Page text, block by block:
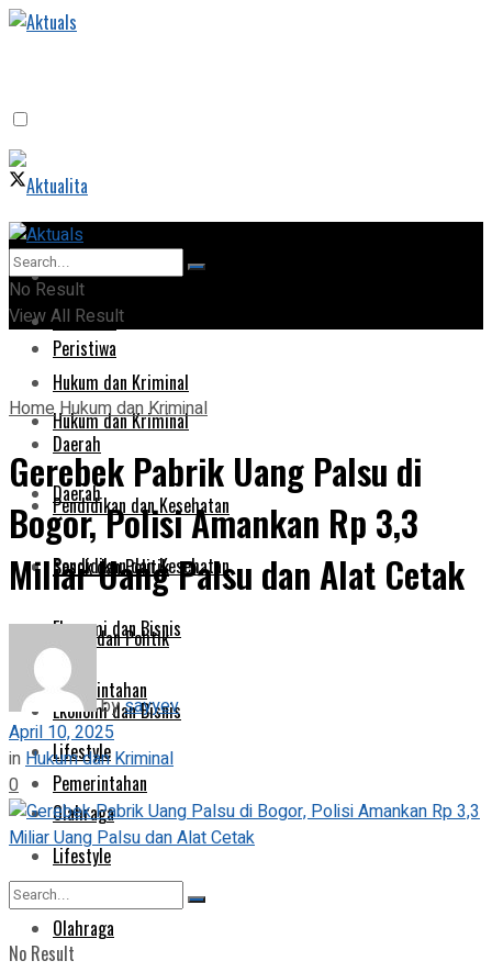
Home
Peristiwa
Hukum dan Kriminal
Daerah
Pendidikan dan Kesehatan
Sosok dan Politik
Ekonomi dan Bisnis
Pemerintahan
Lifestyle
Olahraga
No Result
Home
Peristiwa
Hukum dan Kriminal
Daerah
Pendidikan dan Kesehatan
Sosok dan Politik
Ekonomi dan Bisnis
Pemerintahan
Lifestyle
Olahraga
No Result
View All Result
HomeHukum dan Kriminal
Gerebek Pabrik Uang Palsu di
Bogor, Polisi Amankan Rp 3,3
Miliar Uang Palsu dan Alat Cetak
bysayyev
April 10, 2025
inHukum dan Kriminal
0